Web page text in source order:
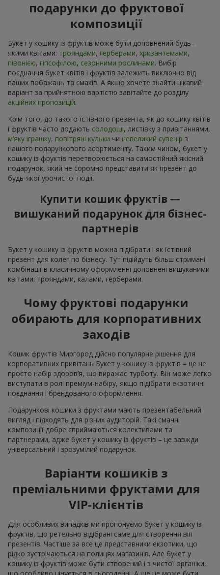
подарунки до фруктової
композиції
Букет у кошику із фруктів може бути доповнений будь–
якими квітами: трояндами, герберами, хризантемами,
півонією, гіпсофілою, сезонними рослинами. Вибір
поєднання букет квітів і фруктів залежить виключно від
ваших побажань та смаків. А якщо хочете знайти цікавий
варіант за прийнятною вартістю завітайте до розділу
акційних пропозицій.
Крім того, до такого їстівного презента, як до кошику квітів
і фруктів часто додають солодощі, листівку з привітаннями,
м’яку іграшку, повітряні кульки чи невеликий сувенір з
нашого подарункового асортименту. Таким чином, букет у
кошику із фруктів перетворюється на самостійний якісний
подарунок, який не соромно представити як презент до
будь-якої урочистої події.
Купити кошик фруктів —
вишуканий подарунок для бізнес-
партнерів
Букет у кошику із фруктів можна підібрати і як їстівний
презент для колег по бізнесу. Тут підійдуть більш стримані
комбінації в класичному оформленні доповнені вишуканими
квітами: трояндами, калами, герберами.
Чому фруктові подарунки
обирають для корпоративних
заходів
Кошик фруктів Миргород дійсно популярне рішення для
корпоративних привітань Букет у кошику із фруктів – це не
просто набір здоров’я, що виражає турботу. Він може легко
виступати в ролі преміум-набіру, якщо підібрати екзотичні
поєднання і брендованого оформлення.
Подарункові кошики з фруктами мають презентабельний
вигляд і підходять для різних аудиторій. Такі смачні
композиції добре сприймаються колективами та
партнерами, адже букет у кошику із фруктів – це завжди
універсальний і зрозумілий подарунок.
Варіанти кошиків з
преміальними фруктами для
VIP-клієнтів
Для особливих випадків ми пропонуємо букет у кошику із
фруктів, що ретельно відібрані саме для створення віп
презентів. Частіше за все це представники екзотики, що
рідко зустрічаються на полицях магазинів. Але букет у
кошику із фруктів може бути створений і з чистої органіки,
що особливо цінується в сьогоденні. А ще це може бути